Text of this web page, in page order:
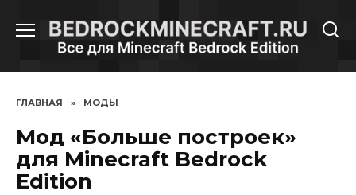
содержанию
ГЛАВНАЯ » МОДЫ
Мод «Больше построек»
для Minecraft Bedrock
Edition